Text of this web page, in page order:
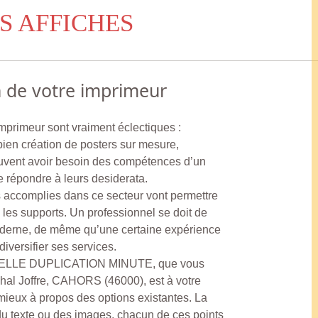
AFFICHES
de votre imprimeur
sont vraiment éclectiques :
création de posters sur mesure,
avoir besoin des compétences d’un
répondre à leurs desiderata.
dans ce secteur vont permettre
supports. Un professionnel se doit de
de même qu’une certaine expérience
ses services.
DUPLICATION MINUTE, que vous
Joffre, CAHORS (46000), est à votre
à propos des options existantes. La
texte ou des images, chacun de ces points